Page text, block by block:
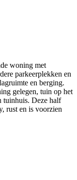
woning met
parkeerplekken en
en berging.
gelegen, tuin op het
tuinhuis. Deze half
rust en is voorzien